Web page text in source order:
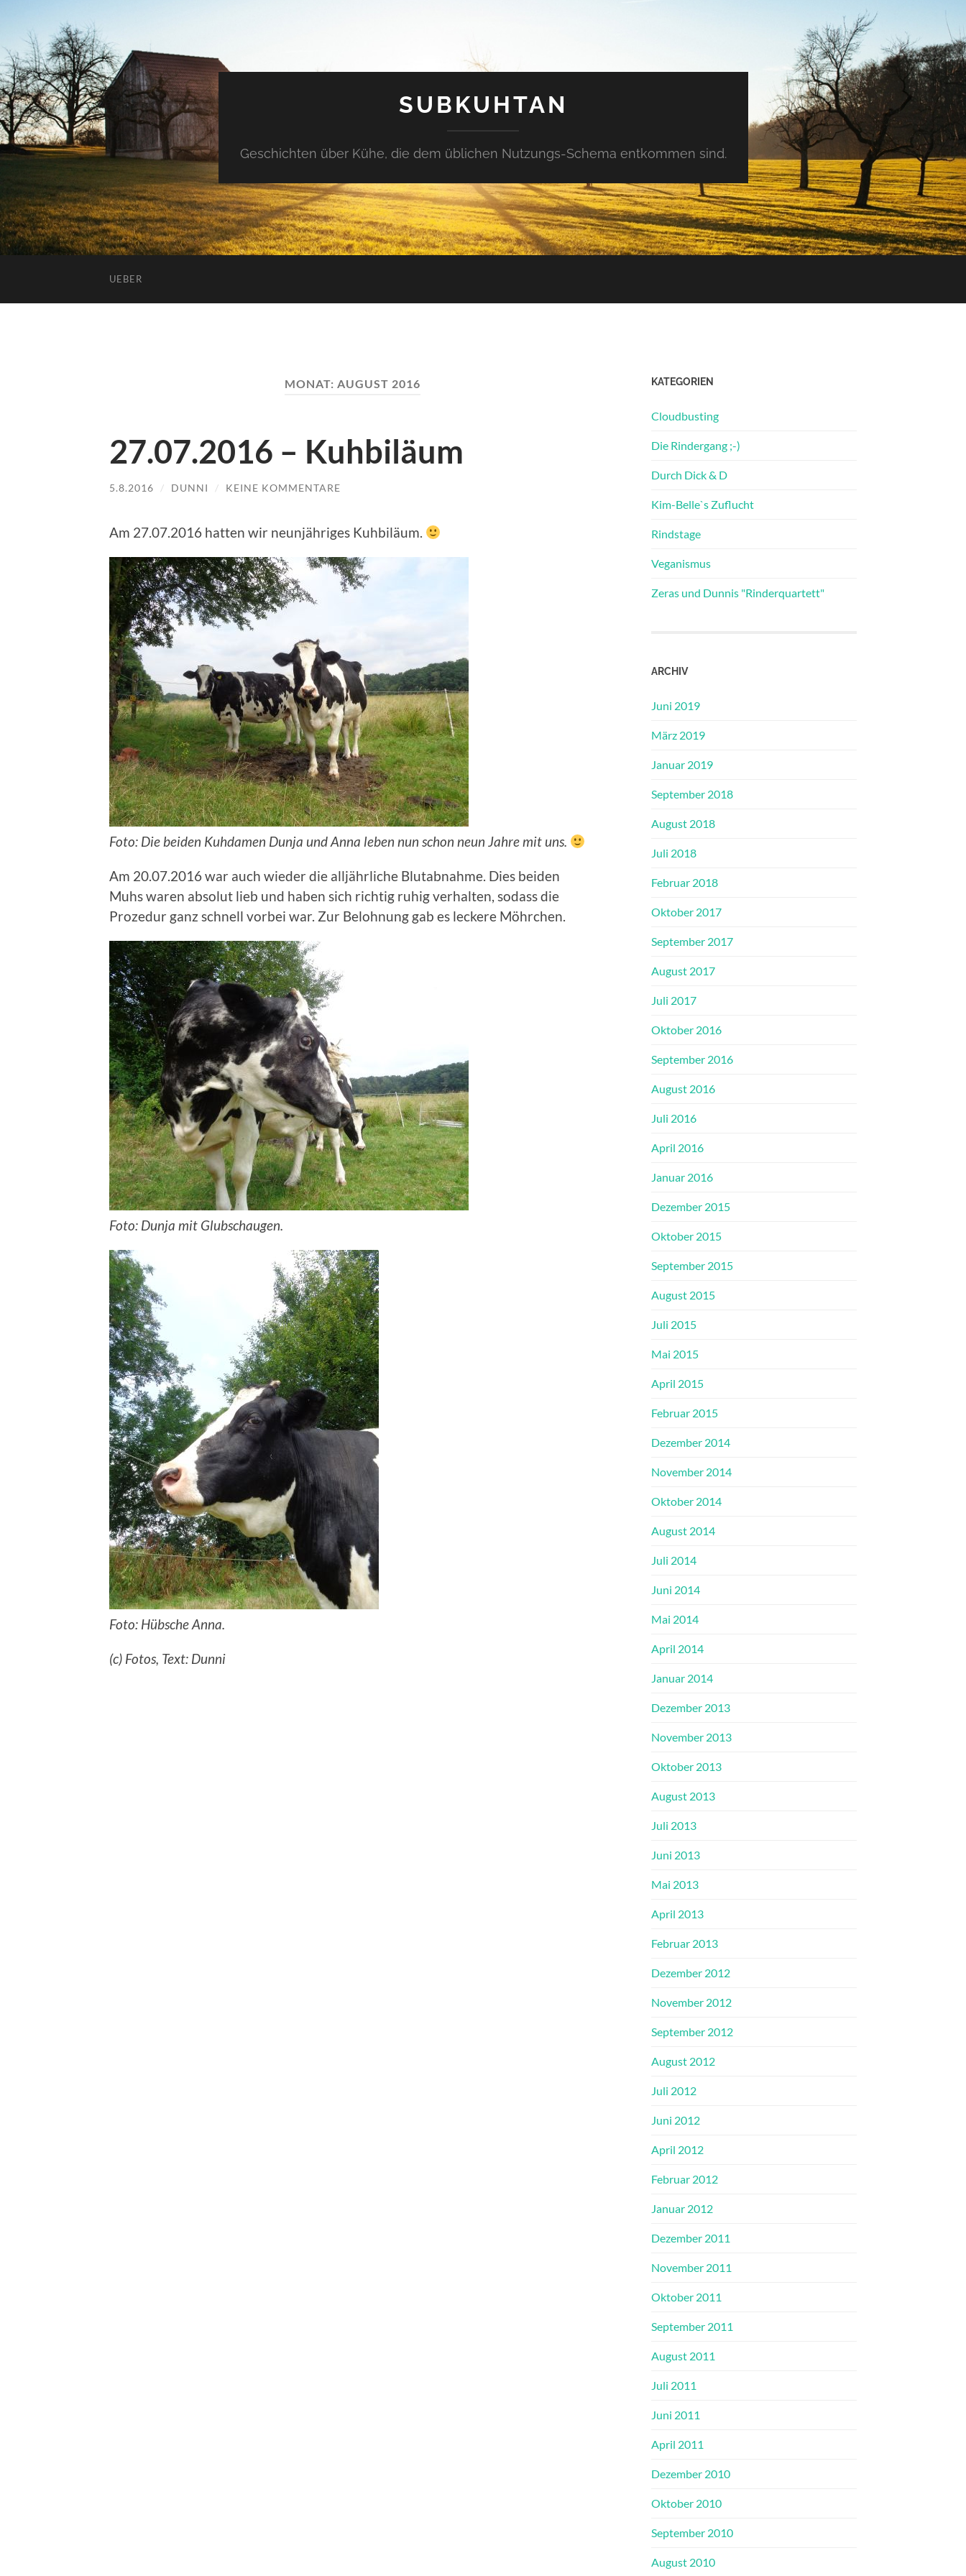
SUBKUHTAN
Geschichten über Kühe, die dem üblichen Nutzungs-Schema entkommen sind.
UEBER
MONAT: AUGUST 2016
27.07.2016 – Kuhbiläum
5.8.2016 / DUNNI / KEINE KOMMENTARE
Am 27.07.2016 hatten wir neunjähriges Kuhbiläum.
Foto: Die beiden Kuhdamen Dunja und Anna leben nun schon neun Jahre mit uns.
Am 20.07.2016 war auch wieder die alljährliche Blutabnahme. Dies beiden
Muhs waren absolut lieb und haben sich richtig ruhig verhalten, sodass die
Prozedur ganz schnell vorbei war. Zur Belohnung gab es leckere Möhrchen.
Foto: Dunja mit Glubschaugen.
Foto: Hübsche Anna.
(c) Fotos, Text: Dunni
KATEGORIEN
Cloudbusting
Die Rindergang ;-)
Durch Dick & D
Kim-Belle`s Zuflucht
Rindstage
Veganismus
Zeras und Dunnis "Rinderquartett"
ARCHIV
Juni 2019
März 2019
Januar 2019
September 2018
August 2018
Juli 2018
Februar 2018
Oktober 2017
September 2017
August 2017
Juli 2017
Oktober 2016
September 2016
August 2016
Juli 2016
April 2016
Januar 2016
Dezember 2015
Oktober 2015
September 2015
August 2015
Juli 2015
Mai 2015
April 2015
Februar 2015
Dezember 2014
November 2014
Oktober 2014
August 2014
Juli 2014
Juni 2014
Mai 2014
April 2014
Januar 2014
Dezember 2013
November 2013
Oktober 2013
August 2013
Juli 2013
Juni 2013
Mai 2013
April 2013
Februar 2013
Dezember 2012
November 2012
September 2012
August 2012
Juli 2012
Juni 2012
April 2012
Februar 2012
Januar 2012
Dezember 2011
November 2011
Oktober 2011
September 2011
August 2011
Juli 2011
Juni 2011
April 2011
Dezember 2010
Oktober 2010
September 2010
August 2010